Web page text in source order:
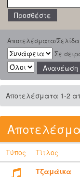
Αποτελέσματα/Σελίδα
Σε
Αποτελέσματα 1-2
Τύπος Τίτλος
Τζαμάικα